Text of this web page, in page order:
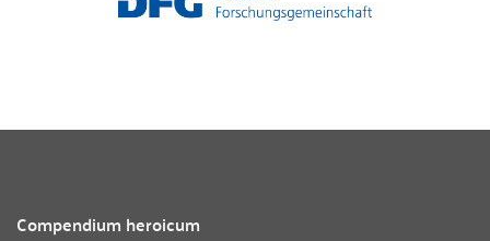
Compendium heroicum